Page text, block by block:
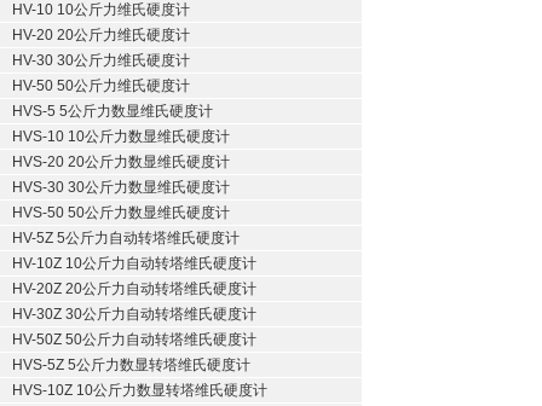
HV-10 10公斤力维氏硬度计
HV-20 20公斤力维氏硬度计
HV-30 30公斤力维氏硬度计
HV-50 50公斤力维氏硬度计
HVS-5 5公斤力数显维氏硬度计
HVS-10 10公斤力数显维氏硬度计
HVS-20 20公斤力数显维氏硬度计
HVS-30 30公斤力数显维氏硬度计
HVS-50 50公斤力数显维氏硬度计
HV-5Z 5公斤力自动转塔维氏硬度计
HV-10Z 10公斤力自动转塔维氏硬度计
HV-20Z 20公斤力自动转塔维氏硬度计
HV-30Z 30公斤力自动转塔维氏硬度计
HV-50Z 50公斤力自动转塔维氏硬度计
HVS-5Z 5公斤力数显转塔维氏硬度计
HVS-10Z 10公斤力数显转塔维氏硬度计